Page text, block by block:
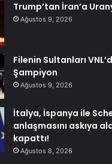
Trump’tan İran’a
Ağustos 9, 2026
Filenin Sultanları
Şampiyon
Ağustos 9, 2026
İtalya, İspanya ile
anlaşmasını askıya
kapattı!
Ağustos 8, 2026